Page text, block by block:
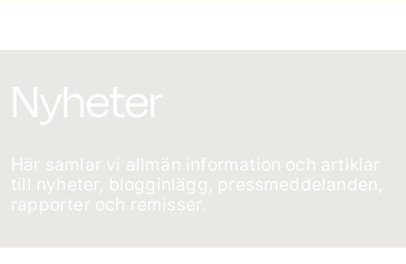
Nyheter
Här samlar vi allmän information och artiklar
till nyheter, blogginlägg, pressmeddelanden,
rapporter och remisser.